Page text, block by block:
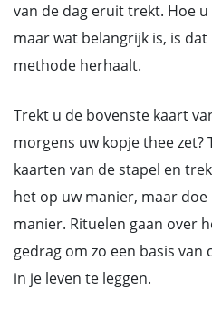
van de dag eruit trekt. Hoe
maar wat belangrijk is, is dat
methode herhaalt.
Trekt u de bovenste kaart
morgens uw kopje thee zet?
kaarten van de stapel en
het op uw manier, maar
manier. Rituelen gaan over
gedrag om zo een basis
in je leven te leggen.